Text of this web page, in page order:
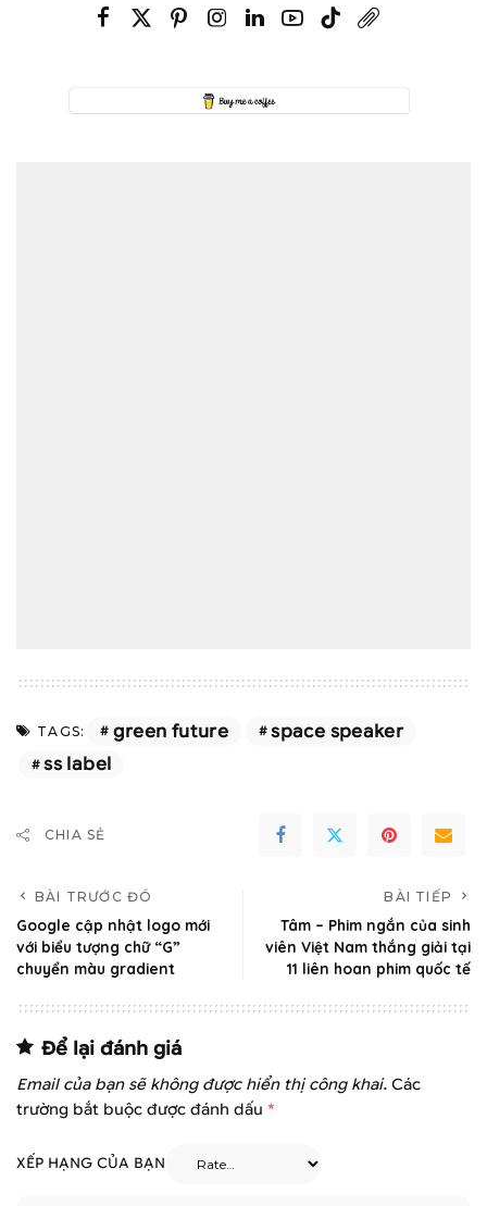
TAGS: green future
space speaker
ss label
CHIA SẺ
BÀI TRƯỚC ĐÓ
Google cập nhật logo mới
với biểu tượng chữ “G”
chuyển màu gradient
BÀI TIẾP
Tâm – Phim ngắn của sinh
viên Việt Nam thắng giải tại
11 liên hoan phim quốc tế
Để lại đánh giá
Email của bạn sẽ không được hiển thị công khai. Các
trường bắt buộc được đánh dấu *
XẾP HẠNG CỦA BẠN